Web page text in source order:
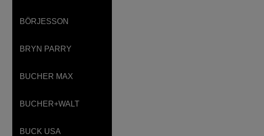
BÖRJESSON
BRYN PARRY
BUCHER MAX
BUCHER+WALT
BUCK USA